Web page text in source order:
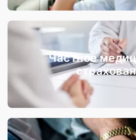
Частное